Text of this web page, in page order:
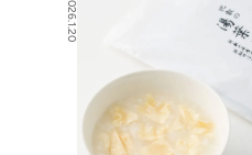
2026.1.20